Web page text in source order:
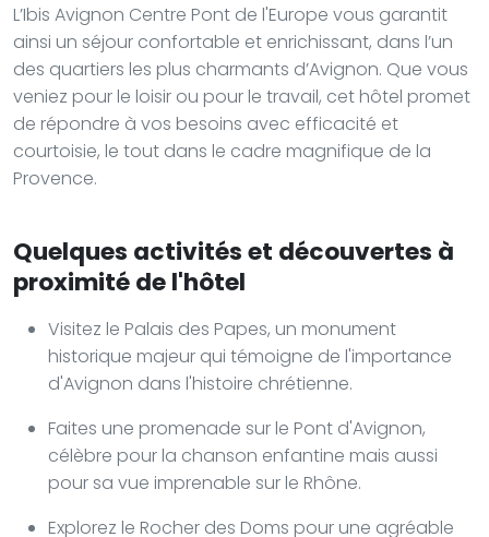
L’Ibis Avignon Centre Pont de l'Europe vous garantit
ainsi un séjour confortable et enrichissant, dans l’un
des quartiers les plus charmants d’Avignon. Que vous
veniez pour le loisir ou pour le travail, cet hôtel promet
de répondre à vos besoins avec efficacité et
courtoisie, le tout dans le cadre magnifique de la
Provence.
Quelques activités et découvertes à
proximité de l'hôtel
Visitez le Palais des Papes, un monument
historique majeur qui témoigne de l'importance
d'Avignon dans l'histoire chrétienne.
Faites une promenade sur le Pont d'Avignon,
célèbre pour la chanson enfantine mais aussi
pour sa vue imprenable sur le Rhône.
Explorez le Rocher des Doms pour une agréable